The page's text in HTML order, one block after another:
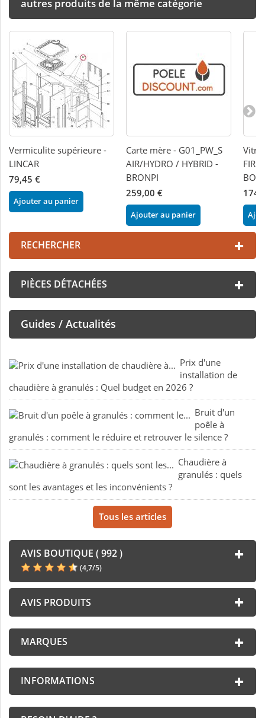
autres produits de la même catégorie
Vermiculite supérieure -
LINCAR
79,45 €
Ajouter au panier
Carte mère - G01_PW_S
AIR/HYDRO / HYBRID -
BRONPI
259,00 €
Ajouter au panier
Vitre
RECHERCHER
PIÈCES DÉTACHÉES
Guides / Actualités
Prix d'une
installation de
chaudière à granulés : Quel budget en 2026 ?
Bruit d'un
poêle à
granulés : comment le réduire et retrouver le silence ?
Chaudière à
granulés : quels
sont les avantages et les inconvénients ?
Tous les articles
AVIS BOUTIQUE ( 992 )
(4,7/5)
AVIS PRODUITS
MARQUES
INFORMATIONS